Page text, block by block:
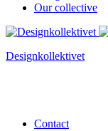
Our collective
Designkollektivet
Contact